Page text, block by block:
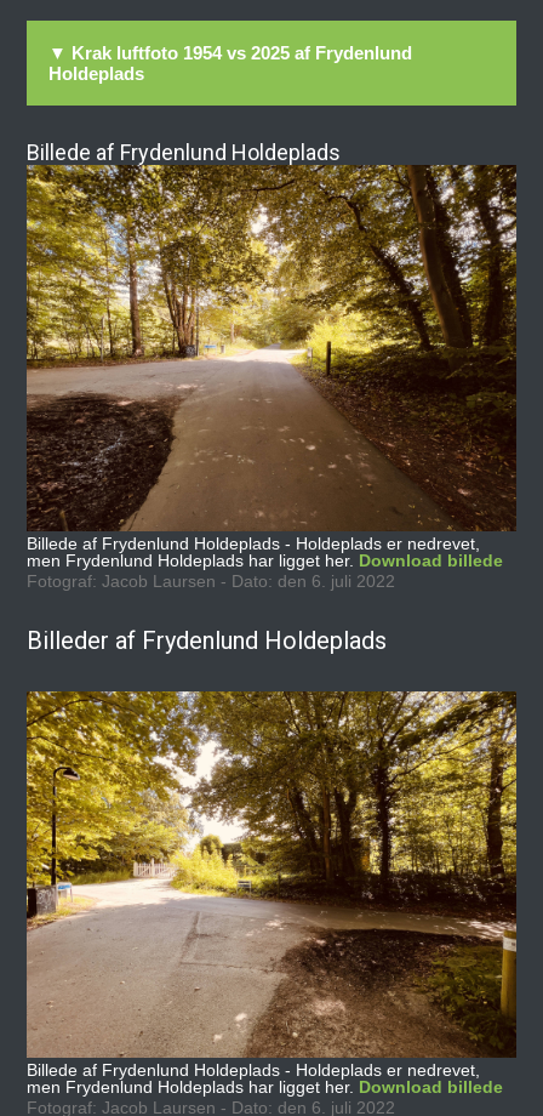
▼ Krak luftfoto 1954 vs 2025 af Frydenlund
Holdeplads
Billede af Frydenlund Holdeplads
Billede af Frydenlund Holdeplads - Holdeplads er nedrevet,
men Frydenlund Holdeplads har ligget her. Download billede
Fotograf: Jacob Laursen - Dato: den 6. juli 2022
Billeder af Frydenlund Holdeplads
Billede af Frydenlund Holdeplads - Holdeplads er nedrevet,
men Frydenlund Holdeplads har ligget her. Download billede
Fotograf: Jacob Laursen - Dato: den 6. juli 2022